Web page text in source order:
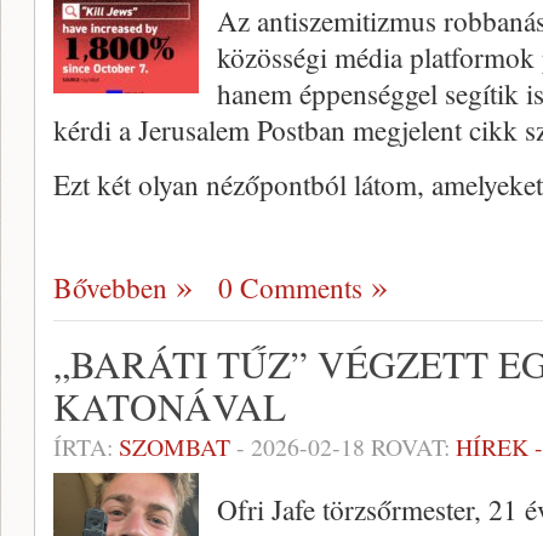
Az antiszemitizmus
közösségi média
hanem éppenséggel segítik
kérdi a Jerusalem Postban megjelent cikk
Ezt két olyan nézőpontból látom,
Bővebben 0 Comments
„BARÁTI TŰZ” VÉGZETT
KATONÁVAL
ÍRTA: SZOMBAT- 2026-02-18 ROVAT: HÍREK
Ofri Jafe törzsőrmester, 21